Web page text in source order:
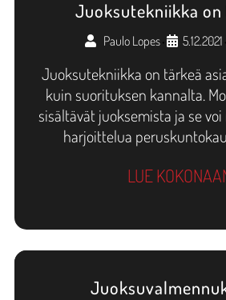
Juoksutekniikka on
Paulo Lopes • 5.12.2021 •
Juoksutekniikka on tärkeä
kuin suorituksen kannalta.
sisältävät juoksemista ja se voi
harjoittelua
LUE